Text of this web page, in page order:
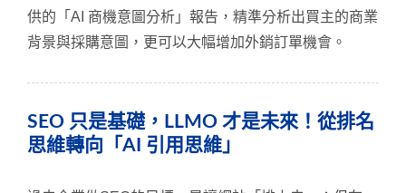
供的「AI 商機意圖分析」報告，精準分析出買主的商業
背景與採購意圖，更可以大幅增加外銷訂單機會。
SEO 只是基礎，LLMO 才是未來！從排名
思維轉向「AI 引用思維」